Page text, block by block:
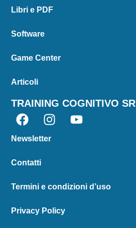
Libri e PDF
Software
Game Center
Articoli
TRAINING COGNITIVO SR
Newsletter
Contatti
Termini e condizioni d’uso
Privacy Policy